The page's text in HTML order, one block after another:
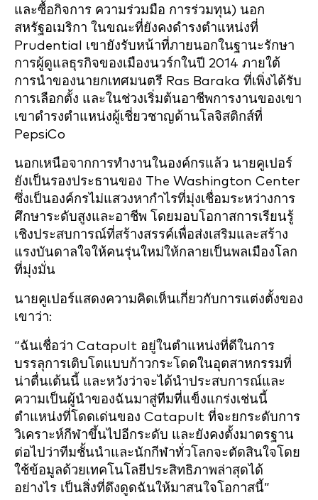
และซื้อกิจการ ความร่วมมือ การร่วมทุน) นอก
สหรัฐอเมริกา ในขณะที่ยังคงดำรงตำแหน่งที่
Prudential เขายังรับหน้าที่ภายนอกในฐานะรักษา
การผู้ดูแลธุรกิจของเมืองนวร์กในปี 2014 ภายใต้
การนำของนายกเทศมนตรี Ras Baraka ที่เพิ่งได้รับ
การเลือกตั้ง และในช่วงเริ่มต้นอาชีพการงานของเขา
เขาดำรงตำแหน่งผู้เชี่ยวชาญด้านโลจิสติกส์ที่
PepsiCo
นอกเหนือจากการทำงานในองค์กรแล้ว นายคูเปอร์
ยังเป็นรองประธานของ The Washington Center
ซึ่งเป็นองค์กรไม่แสวงหากำไรที่มุ่งเชื่อมระหว่างการ
ศึกษาระดับสูงและอาชีพ โดยมอบโอกาสการเรียนรู้
เชิงประสบการณ์ที่สร้างสรรค์เพื่อส่งเสริมและสร้าง
แรงบันดาลใจให้คนรุ่นใหม่ให้กลายเป็นพลเมืองโลก
ที่มุ่งมั่น
นายคูเปอร์แสดงความคิดเห็นเกี่ยวกับการแต่งตั้งของ
เขาว่า:
“ฉันเชื่อว่า Catapult อยู่ในตำแหน่งที่ดีในการ
บรรลุการเติบโตแบบก้าวกระโดดในอุตสาหกรรมที่
น่าตื่นเต้นนี้ และหวังว่าจะได้นำประสบการณ์และ
ความเป็นผู้นำของฉันมาสู่ทีมที่แข็งแกร่งเช่นนี้
ตำแหน่งที่โดดเด่นของ Catapult ที่จะยกระดับการ
วิเคราะห์กีฬาขึ้นไปอีกระดับ และยังคงตั้งมาตรฐาน
ต่อไปว่าทีมชั้นนำและนักกีฬาทั่วโลกจะตัดสินใจโดย
ใช้ข้อมูลด้วยเทคโนโลยีประสิทธิภาพล่าสุดได้
อย่างไร เป็นสิ่งที่ดึงดูดฉันให้มาสนใจโอกาสนี้”